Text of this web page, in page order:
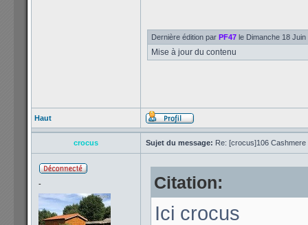
Dernière édition par PF47 le Dimanche 18
Mise à jour du contenu
Haut
crocus Sujet du message: Re: [crocus]106
- Citation:
Ici crocus